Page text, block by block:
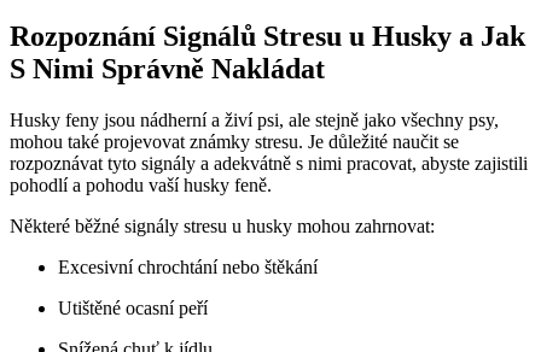
Rozpoznání Signálů Stresu u Husky a Jak
S Nimi Správně Nakládat
Husky feny jsou nádherní a živí psi, ale stejně jako všechny psy,
mohou také projevovat známky stresu. Je důležité naučit se
rozpoznávat tyto signály a adekvátně s nimi pracovat, abyste zajistili
pohodlí a pohodu vaší husky feně.
Některé běžné signály stresu u husky mohou zahrnovat:
Excesivní chrochtání nebo štěkání
Utištěné ocasní peří